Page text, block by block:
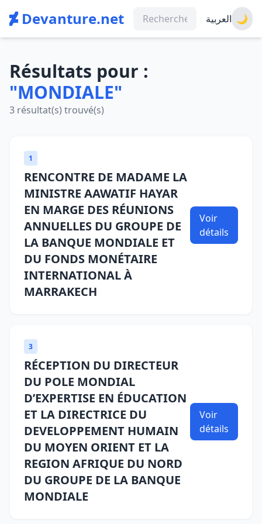
Devanture.net العربية 🌙
Résultats pour :
"MONDIALE"
3 résultat(s) trouvé(s)
1
RENCONTRE DE MADAME LA
MINISTRE AAWATIF HAYAR
EN MARGE DES RÉUNIONS
ANNUELLES DU GROUPE DE
LA BANQUE MONDIALE ET
DU FONDS MONÉTAIRE
INTERNATIONAL À
MARRAKECH
Voir
détails
3
RÉCEPTION DU DIRECTEUR
DU POLE MONDIAL
D’EXPERTISE EN ÉDUCATION
ET LA DIRECTRICE DU
DEVELOPPEMENT HUMAIN
DU MOYEN ORIENT ET LA
REGION AFRIQUE DU NORD
DU GROUPE DE LA BANQUE
MONDIALE
Voir
détails